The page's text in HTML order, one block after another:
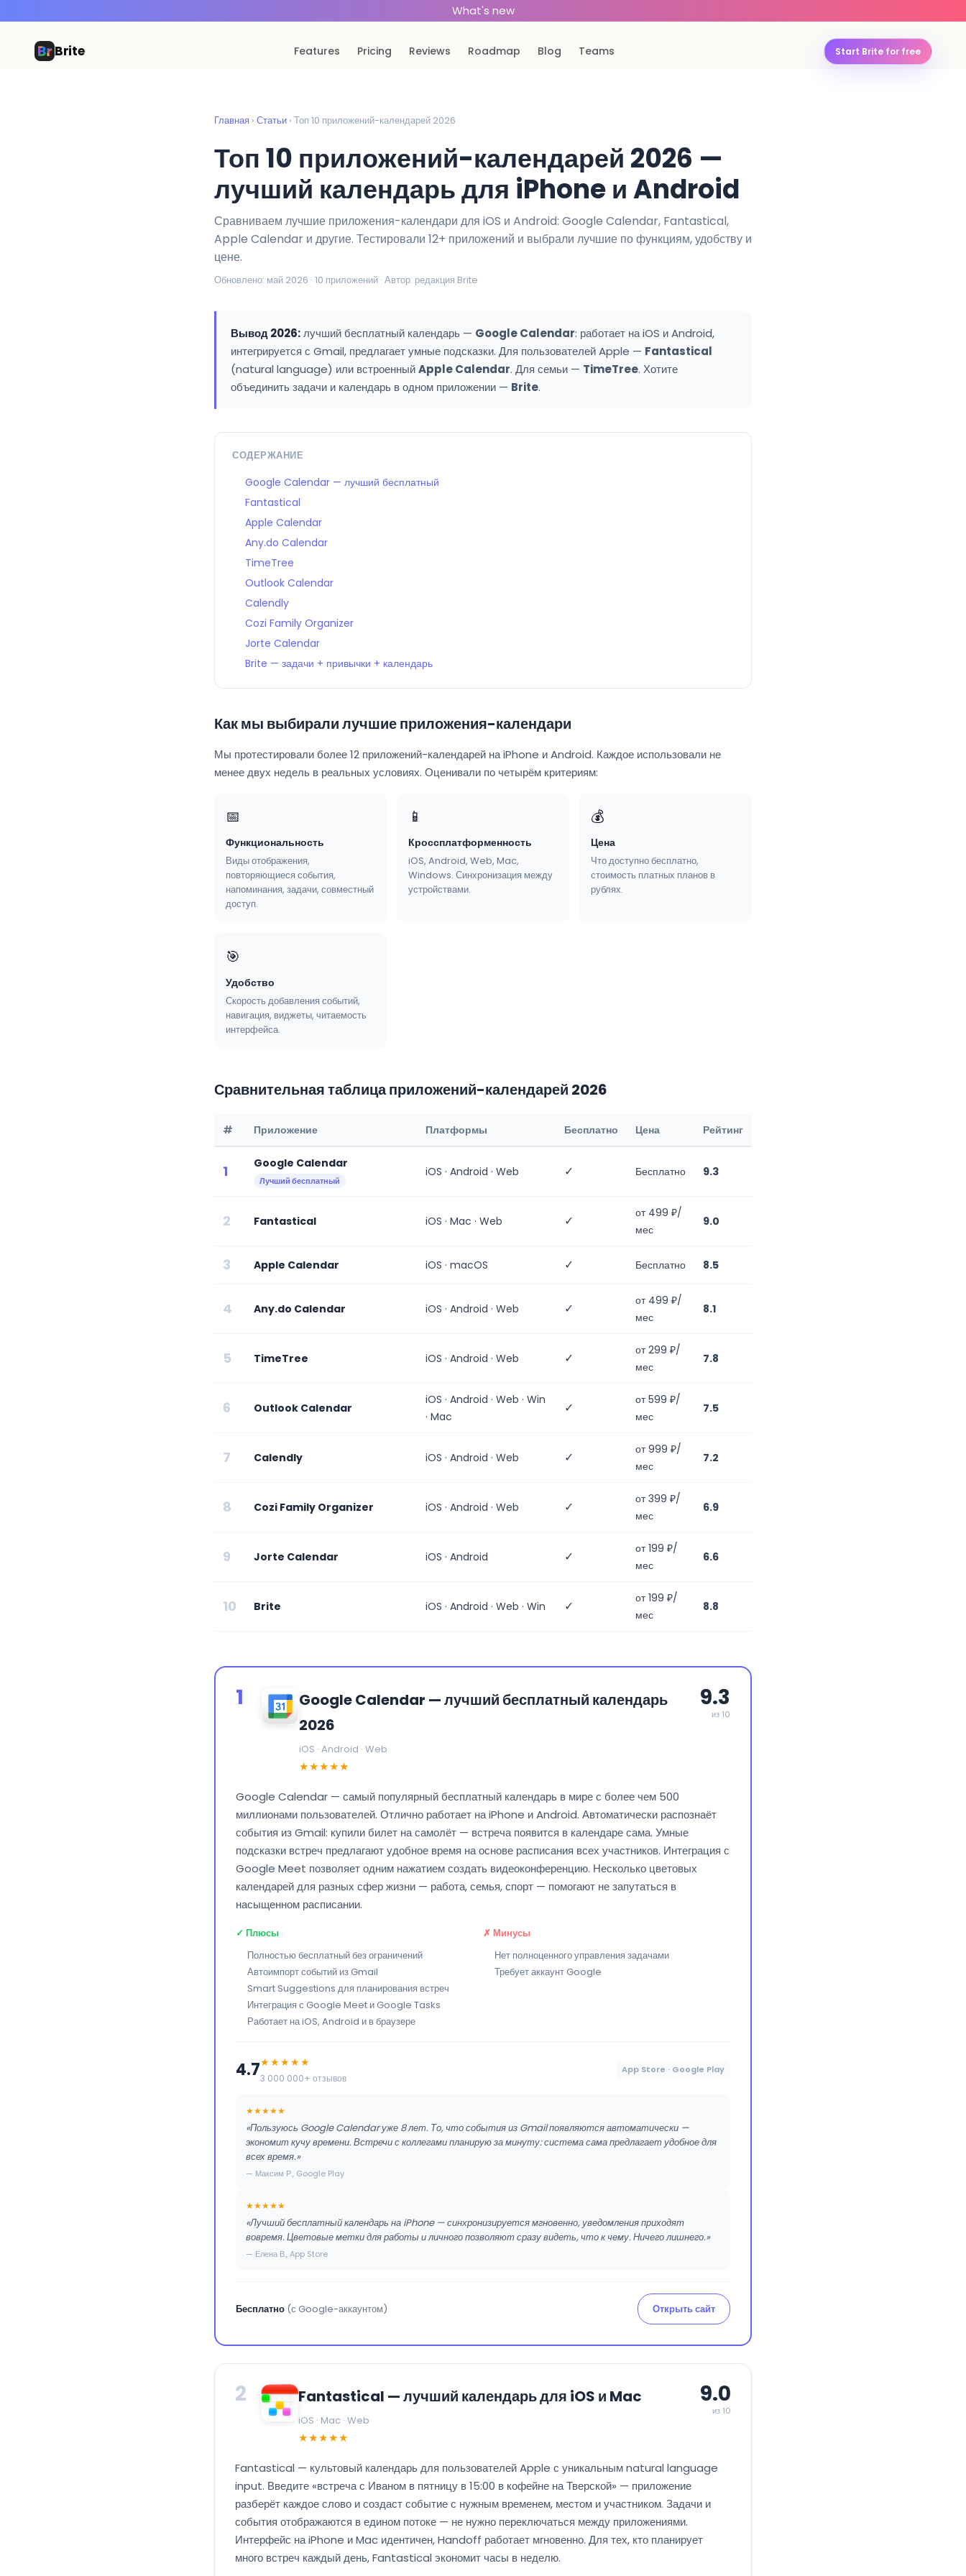
What's new
Brite Features Pricing Reviews Roadmap Blog Teams Start Brite for free
Главная › Статьи › Топ 10 приложений-календарей 2026
Топ 10 приложений-календарей 2026 —
лучший календарь для iPhone и Android
Сравниваем лучшие приложения-календари для iOS и Android: Google Calendar, Fantastical,
Apple Calendar и другие. Тестировали 12+ приложений и выбрали лучшие по функциям, удобству и
цене.
Обновлено: май 2026 · 10 приложений · Автор: редакция Brite
Вывод 2026:лучший бесплатный календарь — Google Calendar: работает на iOS и Android,
интегрируется с Gmail, предлагает умные подсказки. Для пользователей Apple — Fantastical
(natural language) или встроенныйApple Calendar. Для семьи — TimeTree. Хотите
объединить задачи и календарь в одном приложении — Brite.
СОДЕРЖАНИЕ
Google Calendar — лучший бесплатный
Fantastical
Apple Calendar
Any.do Calendar
TimeTree
Outlook Calendar
Calendly
Cozi Family Organizer
Jorte Calendar
Brite — задачи + привычки + календарь
Как мы выбирали лучшие приложения-календари
Мы протестировали более 12 приложений-календарей на iPhone и Android. Каждое использовали не
менее двух недель в реальных условиях. Оценивали по четырём критериям:
📅
Функциональность
Виды отображения,
повторяющиеся события,
напоминания, задачи, совместный
доступ.
📱
Кроссплатформенность
iOS, Android, Web, Mac,
Windows. Синхронизация между
устройствами.
💰
Цена
Что доступно бесплатно,
стоимость платных планов в
рублях.
🎯
Удобство
Скорость добавления событий,
навигация, виджеты, читаемость
интерфейса.
Сравнительная таблица приложений-календарей 2026
# Приложение Платформы Бесплатно Цена Рейтинг
1 Google Calendar
Лучший бесплатный
iOS · Android · Web ✓ Бесплатно 9.3
2 Fantastical iOS · Mac · Web ✓
от 499 ₽/
мес
9.0
3 Apple Calendar iOS · macOS ✓ Бесплатно 8.5
4 Any.do Calendar iOS · Android · Web ✓
от 499 ₽/
мес
8.1
5 TimeTree iOS · Android · Web ✓
от 299 ₽/
мес
7.8
6 Outlook Calendar
iOS · Android · Web · Win
· Mac
✓
от 599 ₽/
мес
7.5
7 Calendly iOS · Android · Web ✓
от 999 ₽/
мес
7.2
8 Cozi Family Organizer iOS · Android · Web ✓
от 399 ₽/
мес
6.9
9 Jorte Calendar iOS · Android ✓
от 199 ₽/
мес
6.6
10 Brite iOS · Android · Web · Win ✓
от 199 ₽/
мес
8.8
1
Google Calendar — лучший бесплатный календарь
2026
iOS · Android · Web
★★★★★
9.3
из 10
Google Calendar — самый популярный бесплатный календарь в мире с более чем 500
миллионами пользователей. Отлично работает на iPhone и Android. Автоматически распознаёт
события из Gmail: купили билет на самолёт — встреча появится в календаре сама. Умные
подсказки встреч предлагают удобное время на основе расписания всех участников. Интеграция с
Google Meet позволяет одним нажатием создать видеоконференцию. Несколько цветовых
календарей для разных сфер жизни — работа, семья, спорт — помогают не запутаться в
насыщенном расписании.
✓ Плюсы
Полностью бесплатный без ограничений
Автоимпорт событий из Gmail
Smart Suggestions для планирования встреч
Интеграция с Google Meet и Google Tasks
Работает на iOS, Android и в браузере
✗ Минусы
Нет полноценного управления задачами
Требует аккаунт Google
4.7★★★★★
3 000 000+ отзывов
App Store · Google Play
★★★★★
«Пользуюсь Google Calendar уже 8 лет. То, что события из Gmail появляются автоматически —
экономит кучу времени. Встречи с коллегами планирую за минуту: система сама предлагает удобное для
всех время.»
— Максим Р., Google Play
★★★★★
«Лучший бесплатный календарь на iPhone — синхронизируется мгновенно, уведомления приходят
вовремя. Цветовые метки для работы и личного позволяют сразу видеть, что к чему. Ничего лишнего.»
— Елена В., App Store
Бесплатно (с Google-аккаунтом) Открыть сайт
2 Fantastical — лучший календарь для iOS и Mac
iOS · Mac · Web
★★★★★
9.0
из 10
Fantastical — культовый календарь для пользователей Apple с уникальным natural language
input. Введите «встреча с Иваном в пятницу в 15:00 в кофейне на Тверской» — приложение
разберёт каждое слово и создаст событие с нужным временем, местом и участником. Задачи и
события отображаются в едином потоке — не нужно переключаться между приложениями.
Интерфейс на iPhone и Mac идентичен, Handoff работает мгновенно. Для тех, кто планирует
много встреч каждый день, Fantastical экономит часы в неделю.